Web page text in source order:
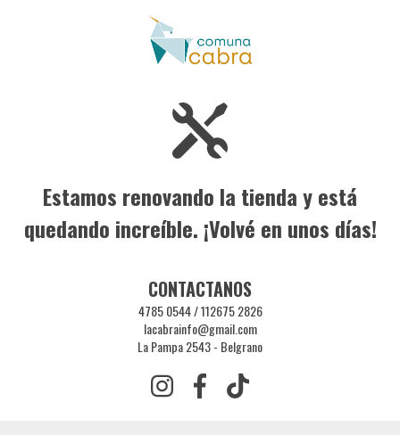
Estamos renovando la tienda y está
quedando increíble. ¡Volvé en unos días!
CONTACTANOS
4785 0544 / 112675 2826
lacabrainfo@gmail.com
La Pampa 2543 - Belgrano